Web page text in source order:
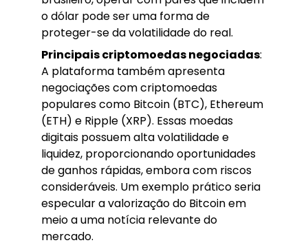
o dólar pode ser uma forma de
proteger-se da volatilidade do real.
Principais criptomoedas negociadas:
A plataforma também apresenta
negociações com criptomoedas
populares como Bitcoin (BTC), Ethereum
(ETH) e Ripple (XRP). Essas moedas
digitais possuem alta volatilidade e
liquidez, proporcionando oportunidades
de ganhos rápidas, embora com riscos
consideráveis. Um exemplo prático seria
especular a valorização do Bitcoin em
meio a uma notícia relevante do
mercado.